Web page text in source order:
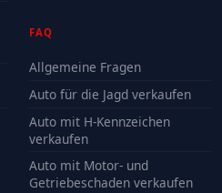
FAQ
Allgemeine Fragen
Auto für die Jagd verkaufen
Auto mit H-Kennzeichen
verkaufen
Auto mit Motor- und
Getriebeschaden verkaufen